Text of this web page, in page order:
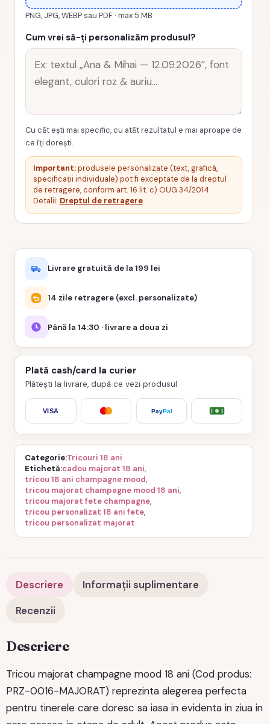
PNG, JPG, WEBP sau PDF · max 5 MB
Cum vrei să-ți personalizăm produsul?
Cu cât ești mai specific, cu atât rezultatul e mai aproape de
ce îți dorești.
Important:produsele personalizate (text, grafică,
specificații individuale) pot fi exceptate de la dreptul
de retragere, conform art. 16 lit. c) OUG 34/2014.
Detalii: Dreptul de retragere.
Livrare gratuită de la 199 lei
14 zile retragere (excl. personalizate)
Până la 14:30 · livrare a doua zi
Plată cash/card la curier
Plătești la livrare, după ce vezi produsul
VISA PayPal
Categorie Tricouri 18 ani
Etichetă cadou majorat 18 ani,
tricou 18 ani champagne mood,
tricou majorat champagne mood 18 ani,
tricou majorat fete champagne,
tricou personalizat 18 ani fete,
tricou personalizat majorat
Descriere
Informații suplimentare
Recenzii
Descriere
Tricou majorat champagne mood 18 ani (Cod produs:
PRZ-0016-MAJORAT) reprezinta alegerea perfecta
pentru tinerele care doresc sa iasa in evidenta in ziua in